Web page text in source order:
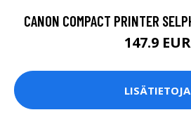
CANON COMPACT PRINTER
147.9 EUR
LISÄTIETOJA